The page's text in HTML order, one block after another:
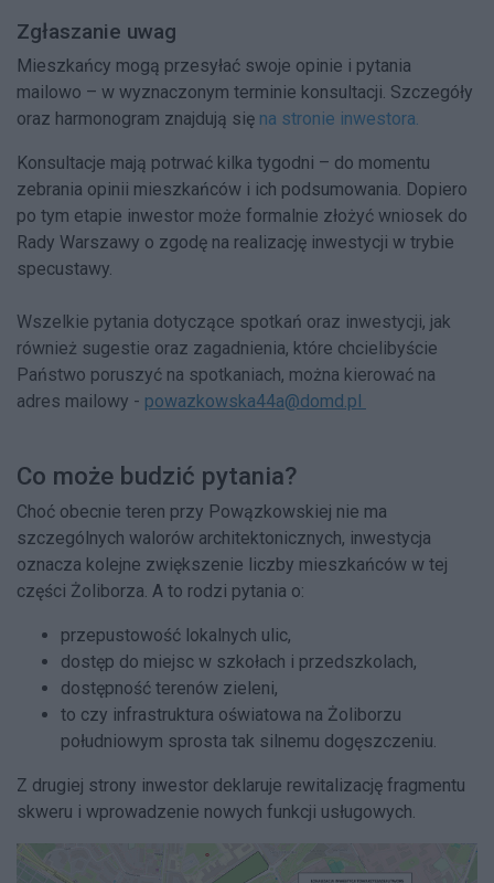
Zgłaszanie uwag
Mieszkańcy mogą przesyłać swoje opinie i pytania
mailowo – w wyznaczonym terminie konsultacji. Szczegóły
oraz harmonogram znajdują się na stronie inwestora.
Konsultacje mają potrwać kilka tygodni – do momentu
zebrania opinii mieszkańców i ich podsumowania. Dopiero
po tym etapie inwestor może formalnie złożyć wniosek do
Rady Warszawy o zgodę na realizację inwestycji w trybie
specustawy.
Wszelkie pytania dotyczące spotkań oraz inwestycji, jak
również sugestie oraz zagadnienia, które chcielibyście
Państwo poruszyć na spotkaniach, można kierować na
adres mailowy - powazkowska44a@domd.pl
Co może budzić pytania?
Choć obecnie teren przy Powązkowskiej nie ma
szczególnych walorów architektonicznych, inwestycja
oznacza kolejne zwiększenie liczby mieszkańców w tej
części Żoliborza. A to rodzi pytania o:
przepustowość lokalnych ulic,
dostęp do miejsc w szkołach i przedszkolach,
dostępność terenów zieleni,
to czy infrastruktura oświatowa na Żoliborzu
południowym sprosta tak silnemu dogęszczeniu.
Z drugiej strony inwestor deklaruje rewitalizację fragmentu
skweru i wprowadzenie nowych funkcji usługowych.